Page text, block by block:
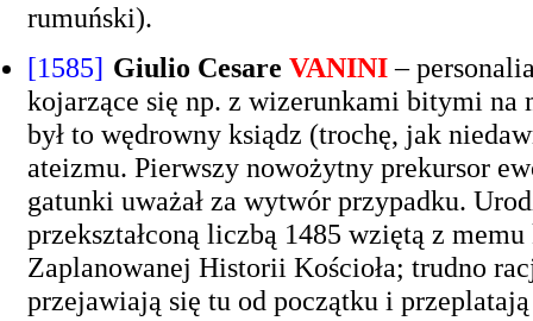
rumuński).
[1585] Giulio Cesare VANINI–
kojarzące się np. z wizerunkami bitymi na
był to wędrowny ksiądz (trochę, jak
ateizmu. Pierwszy nowożytny prekursor
gatunki uważał za wytwór przypadku.
przekształconą liczbą 1485 wziętą z
Zaplanowanej Historii Kościoła; trudno
przejawiają się tu od początku i